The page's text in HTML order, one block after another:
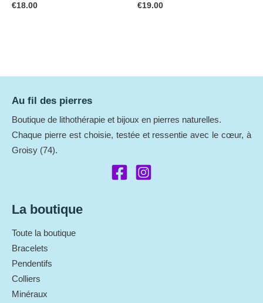
€18.00 €19.00
Au fil des pierres
Boutique de lithothérapie et bijoux en pierres naturelles.
Chaque pierre est choisie, testée et ressentie avec le cœur, à
Groisy (74).
La boutique
Toute la boutique
Bracelets
Pendentifs
Colliers
Minéraux